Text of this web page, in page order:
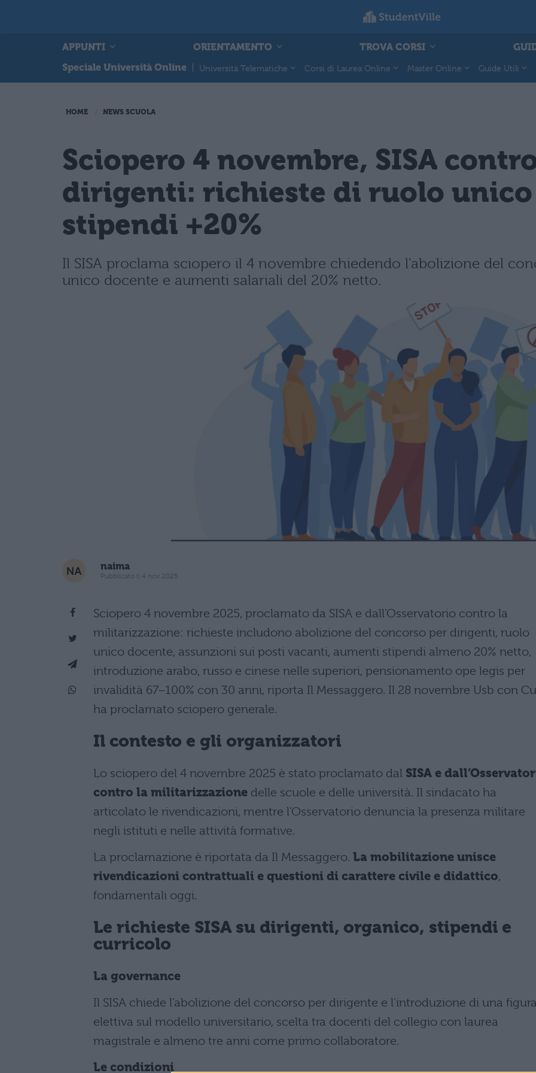
APPUNTI ORIENTAMENTO TROVA CORSI
Speciale Università Online
Università Telematiche Corsi di Laurea Online Master Online Guide Utili
HOME NEWS SCUOLA
Sciopero 4 novembre, SISA
dirigenti: richieste di ruolo unico
stipendi +20%
Il SISA proclama sciopero il 4 novembre chiedendo l'abolizione del
unico docente e aumenti salariali del 20% netto.
naima
Pubblicato il 4 nov 2025
Sciopero 4 novembre 2025, proclamato da SISA e dall’Osservatorio contro la
militarizzazione: richieste includono abolizione del concorso per dirigenti, ruolo
unico docente, assunzioni sui posti vacanti, aumenti stipendi almeno 20% netto,
introduzione arabo, russo e cinese nelle superiori, pensionamento ope legis per
invalidità 67–100% con 30 anni, riporta Il Messaggero. Il 28 novembre Usb con
ha proclamato sciopero generale.
Il contesto e gli organizzatori
Lo sciopero del 4 novembre 2025 è stato proclamato dal SISA e
contro la militarizzazione delle scuole e delle università. Il sindacato ha
articolato le rivendicazioni, mentre l’Osservatorio denuncia la presenza militare
negli istituti e nelle attività formative.
La proclamazione è riportata da Il Messaggero. La mobilitazione unisce
rivendicazioni contrattuali e questioni di carattere civile e didattico,
fondamentali oggi.
Le richieste SISA su dirigenti, organico, stipendi e
curricolo
La governance
Il SISA chiede l’abolizione del concorso per dirigente e l’introduzione di una
elettiva sul modello universitario, scelta tra docenti del collegio con laurea
magistrale e almeno tre anni come primo collaboratore.
Le condizioni